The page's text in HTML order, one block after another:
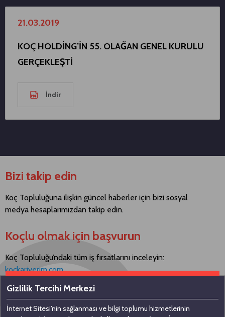
21.03.2019
KOÇ HOLDİNG’İN 55. OLAĞAN GENEL KURULU
GERÇEKLEŞTİ
İndir
Bizi takip edin
Koç Topluluğuna ilişkin güncel haberler için bizi sosyal
medya hesaplarımızdan takip edin.
Koçlu olmak için başvurun
Koç Topluluğu’ndaki tüm iş fırsatlarını inceleyin:
kockariyerim.com
Gizlilik Tercihi Merkezi
İnternet Sitesi’nin sağlanması ve bilgi toplumu hizmetlerinin